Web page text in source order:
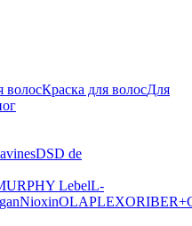
волосКраска для волосДля
DSD de
LebelL-
NiохinOLAPLEXORIBE